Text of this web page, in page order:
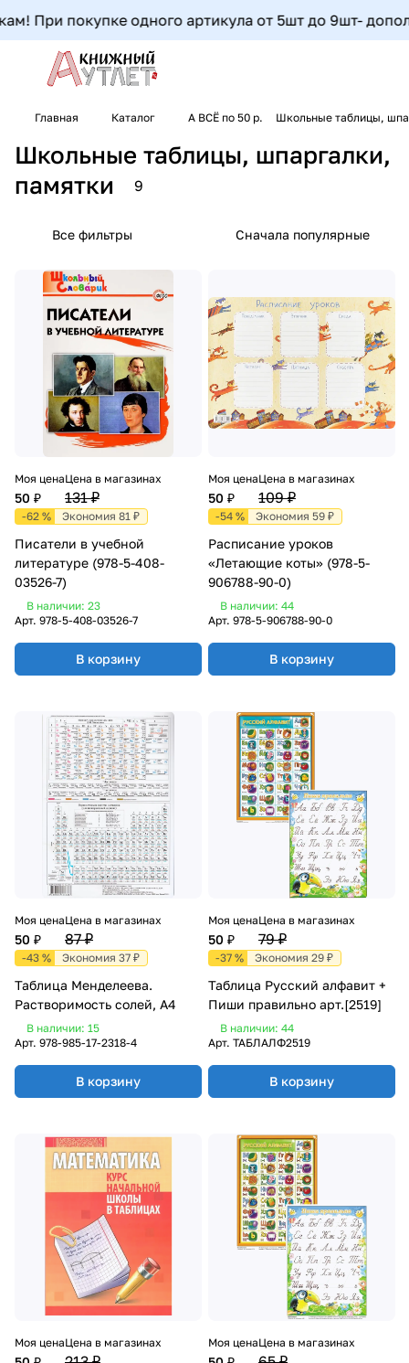
При покупке одного артикула от 5шт до 9шт-
Главная Каталог А ВСЁ по 50 р. Школьные таблицы,
Школьные таблицы, шпаргалки,
памятки
9
Все фильтры Сначала популярные
Моя цена
50 ₽
Цена в магазинах
131 ₽
-62 % Экономия 81 ₽
Писатели в учебной
литературе (978-5-408-
03526-7)
В наличии: 23
Арт. 978-5-408-03526-7
В корзину
Моя цена
50 ₽
Цена в магазинах
109 ₽
-54 % Экономия 59 ₽
Расписание уроков
«Летающие коты» (978-5-
906788-90-0)
В наличии: 44
Арт. 978-5-906788-90-0
В корзину
Моя цена
50 ₽
Цена в магазинах
87 ₽
-43 % Экономия 37 ₽
Таблица Менделеева.
Растворимость солей, А4
В наличии: 15
Арт. 978-985-17-2318-4
В корзину
Моя цена
50 ₽
Цена в магазинах
79 ₽
-37 % Экономия 29 ₽
Таблица Русский алфавит +
Пиши правильно арт.[2519]
В наличии: 44
Арт. ТАБЛАЛФ2519
В корзину
Моя ценаЦена в магазинах Моя ценаЦена в магазинах